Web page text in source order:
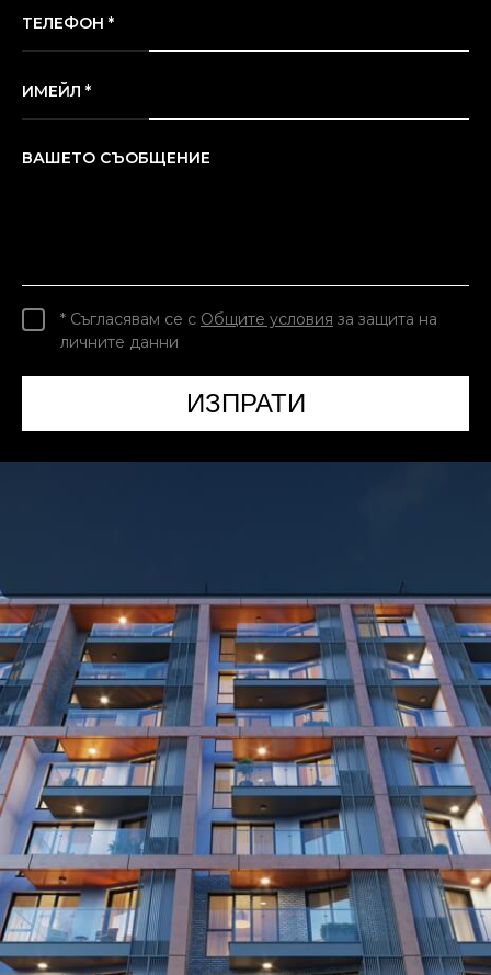
ТЕЛЕФОН *
ИМЕЙЛ *
ВАШЕТО СЪОБЩЕНИЕ
* Съгласявам се с Общите условия за защита на
личните данни